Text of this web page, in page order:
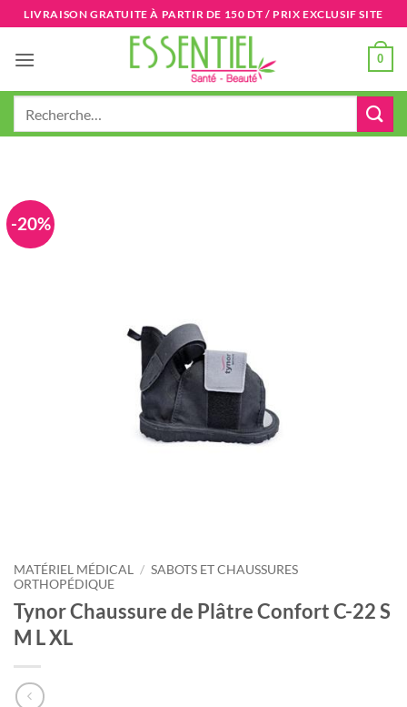
Passer
au
contenu
LIVRAISON GRATUITE À PARTIR DE 150 DT / PRIX EXCLUSIF SITE
0
-20%
MATÉRIEL MÉDICAL / SABOTS ET CHAUSSURES
ORTHOPÉDIQUE
Tynor Chaussure de Plâtre Confort C-22 S
M L XL